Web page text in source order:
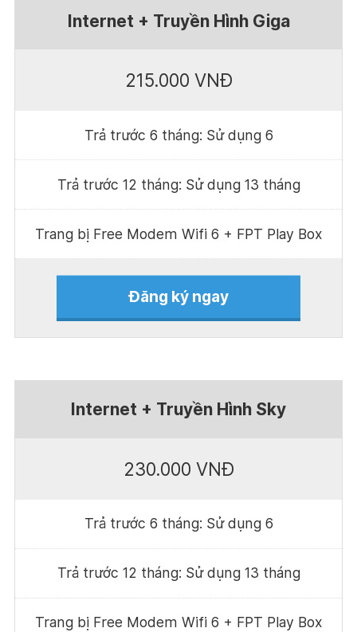
Internet + Truyền Hình Giga
215.000 VNĐ
Trả trước 6 tháng: Sử dụng 6
Trả trước 12 tháng: Sử dụng 13 tháng
Trang bị Free Modem Wifi 6 + FPT Play Box
Đăng ký ngay
Internet + Truyền Hình Sky
230.000 VNĐ
Trả trước 6 tháng: Sử dụng 6
Trả trước 12 tháng: Sử dụng 13 tháng
Trang bị Free Modem Wifi 6 + FPT Play Box